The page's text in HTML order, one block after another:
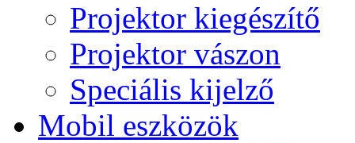
Projektor kiegészítő
Projektor vászon
Speciális kijelző
Mobil eszközök